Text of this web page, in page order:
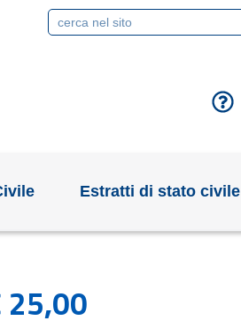
Estratti di stato civile
25,00